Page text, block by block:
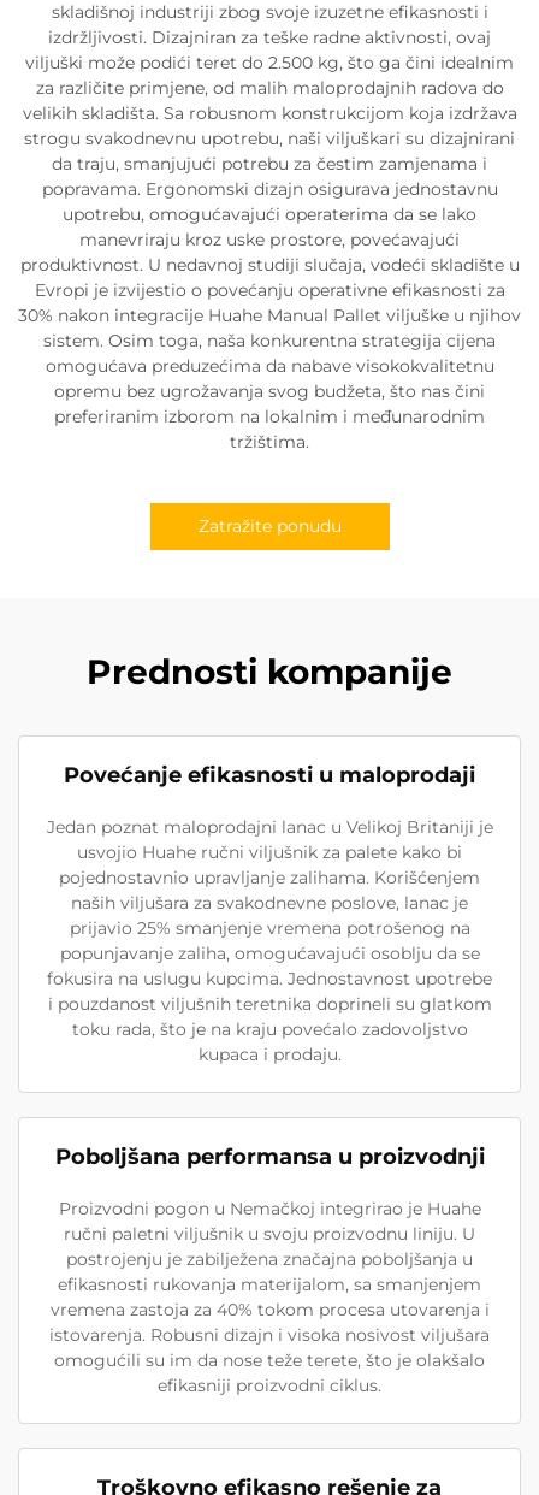
skladišnoj industriji zbog svoje izuzetne efikasnosti i
izdržljivosti. Dizajniran za teške radne aktivnosti, ovaj
viljuški može podići teret do 2.500 kg, što ga čini idealnim
za različite primjene, od malih maloprodajnih radova do
velikih skladišta. Sa robusnom konstrukcijom koja izdržava
strogu svakodnevnu upotrebu, naši viljuškari su dizajnirani
da traju, smanjujući potrebu za čestim zamjenama i
popravama. Ergonomski dizajn osigurava jednostavnu
upotrebu, omogućavajući operaterima da se lako
manevriraju kroz uske prostore, povećavajući
produktivnost. U nedavnoj studiji slučaja, vodeći skladište u
Evropi je izvijestio o povećanju operativne efikasnosti za
30% nakon integracije Huahe Manual Pallet viljuške u njihov
sistem. Osim toga, naša konkurentna strategija cijena
omogućava preduzećima da nabave visokokvalitetnu
opremu bez ugrožavanja svog budžeta, što nas čini
preferiranim izborom na lokalnim i međunarodnim
tržištima.
Zatražite ponudu
Prednosti kompanije
Povećanje efikasnosti u maloprodaji
Jedan poznat maloprodajni lanac u Velikoj Britaniji je
usvojio Huahe ručni viljušnik za palete kako bi
pojednostavnio upravljanje zalihama. Korišćenjem
naših viljušara za svakodnevne poslove, lanac je
prijavio 25% smanjenje vremena potrošenog na
popunjavanje zaliha, omogućavajući osoblju da se
fokusira na uslugu kupcima. Jednostavnost upotrebe
i pouzdanost viljušnih teretnika doprineli su glatkom
toku rada, što je na kraju povećalo zadovoljstvo
kupaca i prodaju.
Poboljšana performansa u proizvodnji
Proizvodni pogon u Nemačkoj integrirao je Huahe
ručni paletni viljušnik u svoju proizvodnu liniju. U
postrojenju je zabilježena značajna poboljšanja u
efikasnosti rukovanja materijalom, sa smanjenjem
vremena zastoja za 40% tokom procesa utovarenja i
istovarenja. Robusni dizajn i visoka nosivost viljušara
omogućili su im da nose teže terete, što je olakšalo
efikasniji proizvodni ciklus.
Troškovno efikasno rešenje za